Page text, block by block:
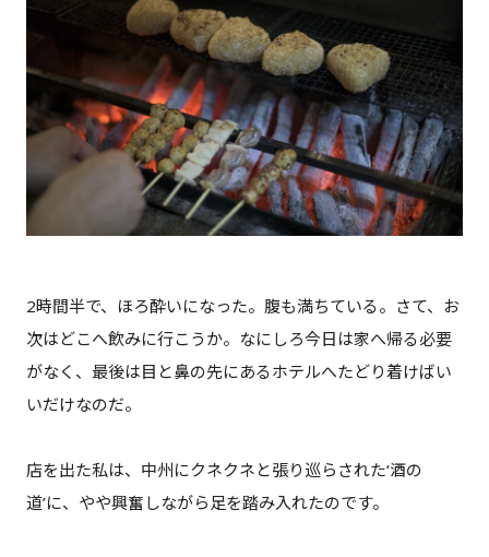
2時間半で、ほろ酔いになった。腹も満ちている。さて、お
次はどこへ飲みに行こうか。なにしろ今日は家へ帰る必要
がなく、最後は目と鼻の先にあるホテルへたどり着けばい
いだけなのだ。
店を出た私は、中州にクネクネと張り巡らされた‘酒の
道’に、やや興奮しながら足を踏み入れたのです。